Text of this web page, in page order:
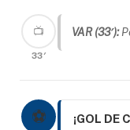
📺
33′
VAR (33′):
⚽
¡GOL DE